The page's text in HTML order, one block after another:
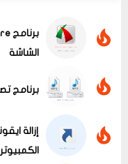
الشاشة
برنامج
إزالة
الكمبيوتر